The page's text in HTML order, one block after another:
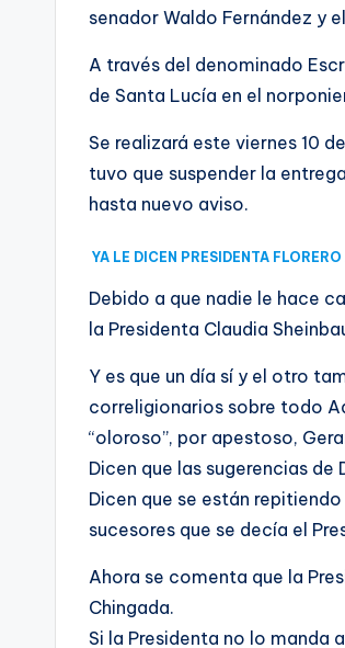
senador Waldo Fernández y
A través del denominado
de Santa Lucía en el
Se realizará este viernes 10
tuvo que suspender la
hasta nuevo aviso.
YA LE DICEN PRESIDENTA
Debido a que nadie le hace
la Presidenta Claudia
Y es que un día sí y el otro
correligionarios sobre todo
“oloroso”, por apestoso,
Dicen que las sugerencias
Dicen que se están
sucesores que se decía el
Ahora se comenta que la
Chingada.
Si la Presidenta no lo manda